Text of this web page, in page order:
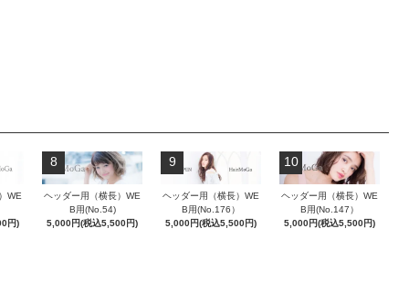
WE
円)
8
ヘッダー用（横長）WE
B用(No.54)
5,000円(税込5,500円)
9
ヘッダー用（横長）WE
B用(No.176）
5,000円(税込5,500円)
10
ヘッダー用（横長）WE
B用(No.147）
5,000円(税込5,500円)